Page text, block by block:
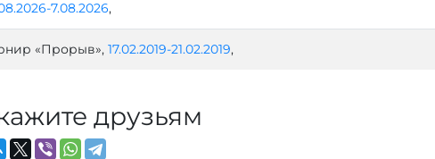
7.08.2026,
«Прорыв», 17.02.2019-21.02.2019,
друзьям